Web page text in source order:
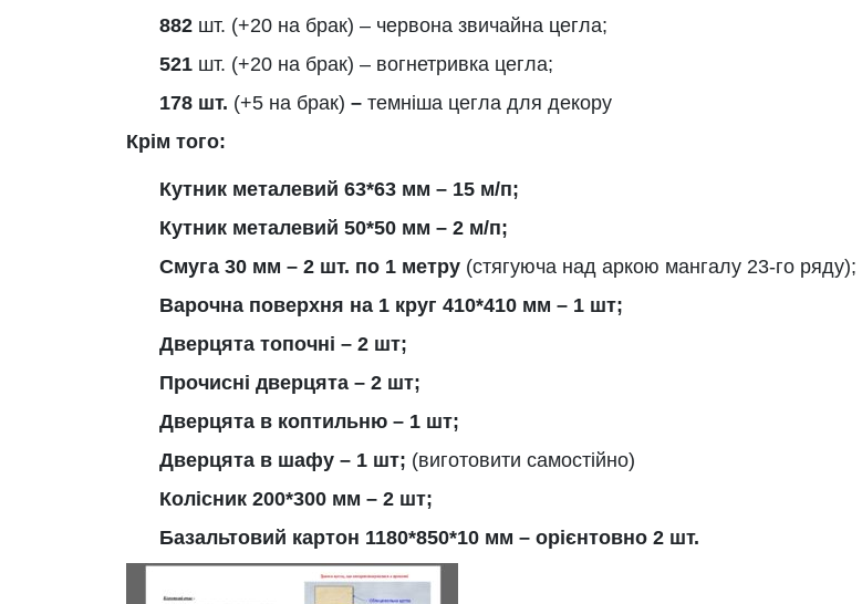
882 шт. (+20 на брак) – червона звичайна цегла;
521 шт. (+20 на брак) – вогнетривка цегла;
178 шт. (+5 на брак) – темніша цегла для декору
Крім того:
Кутник металевий 63*63 мм – 15 м/п;
Кутник металевий 50*50 мм – 2 м/п;
Смуга 30 мм – 2 шт. по 1 метру (стягуюча над аркою мангалу 23-го ряду);
Варочна поверхня на 1 круг 410*410 мм – 1 шт;
Дверцята топочні – 2 шт;
Прочисні дверцята – 2 шт;
Дверцята в коптильню – 1 шт;
Дверцята в шафу – 1 шт; (виготовити самостійно)
Колісник 200*300 мм – 2 шт;
Базальтовий картон 1180*850*10 мм – орієнтовно 2 шт.